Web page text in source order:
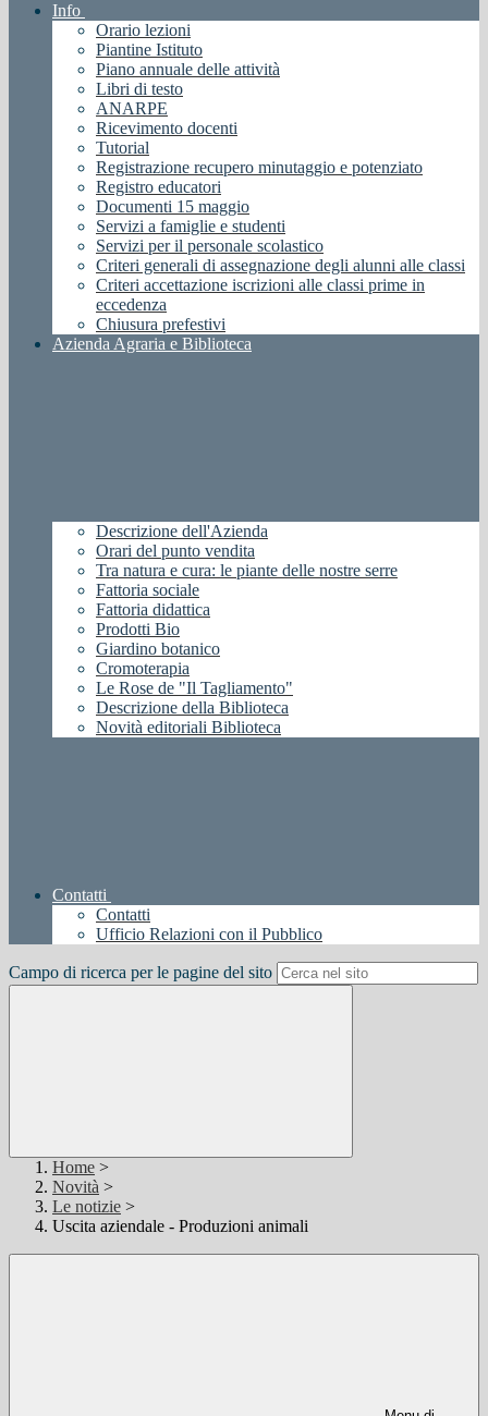
Info
Orario lezioni
Piantine Istituto
Piano annuale delle attività
Libri di testo
ANARPE
Ricevimento docenti
Tutorial
Registrazione recupero minutaggio e potenziato
Registro educatori
Documenti 15 maggio
Servizi a famiglie e studenti
Servizi per il personale scolastico
Criteri generali di assegnazione degli alunni alle classi
Criteri accettazione iscrizioni alle classi prime in
eccedenza
Chiusura prefestivi
Azienda Agraria e Biblioteca
Descrizione dell'Azienda
Orari del punto vendita
Tra natura e cura: le piante delle nostre serre
Fattoria sociale
Fattoria didattica
Prodotti Bio
Giardino botanico
Cromoterapia
Le Rose de "Il Tagliamento"
Descrizione della Biblioteca
Novità editoriali Biblioteca
Contatti
Contatti
Ufficio Relazioni con il Pubblico
Campo di ricerca per le pagine del sito
Home >
Novità >
Le notizie >
Uscita aziendale - Produzioni animali